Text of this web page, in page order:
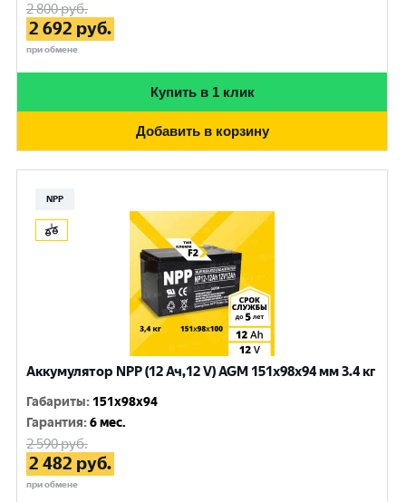
2 800руб.
2 692 руб.
при обмене
Купить в 1 клик
Добавить в корзину
NPP
Аккумулятор NPP (12 Ач,12 V) AGM 151x98x94 мм 3.4 кг
Габариты: 151x98x94
Гарантия:6 мес.
2 590руб.
2 482 руб.
при обмене